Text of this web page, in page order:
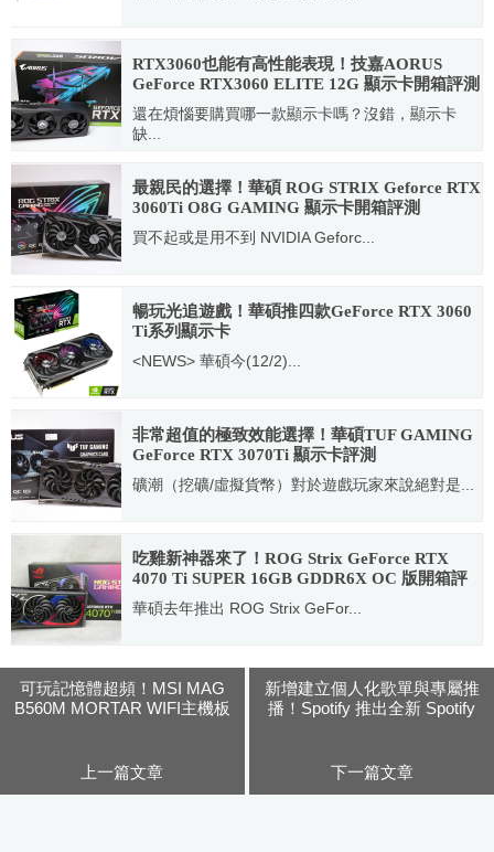
2021.02.27
RTX3060也能有高性能表現！技嘉AORUS
GeForce RTX3060 ELITE 12G 顯示卡開箱評測
還在煩惱要購買哪一款顯示卡嗎？沒錯，顯示卡
缺...
2021.04.01
最親民的選擇！華碩 ROG STRIX Geforce RTX
3060Ti O8G GAMING 顯示卡開箱評測
買不起或是用不到 NVIDIA Geforc...
2021.01.05
暢玩光追遊戲！華碩推四款GeForce RTX 3060
Ti系列顯示卡
<NEWS> 華碩今(12/2)...
非常超值的極致效能選擇！華碩TUF GAMING
GeForce RTX 3070Ti 顯示卡評測
礦潮（挖礦/虛擬貨幣）對於遊戲玩家來說絕對是...
2021.07.23
吃雞新神器來了！ROG Strix GeForce RTX
4070 Ti SUPER 16GB GDDR6X OC 版開箱評
測分享
華碩去年推出 ROG Strix GeFor...
可玩記憶體超頻！MSI MAG
B560M MORTAR WIFI主機板
上一篇文章
新增建立個人化歌單與專屬推
播！Spotify 推出全新 Spotify
下一篇文章